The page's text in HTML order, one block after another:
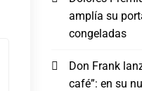
amplía su
congeladas
Don Frank
café”: en su